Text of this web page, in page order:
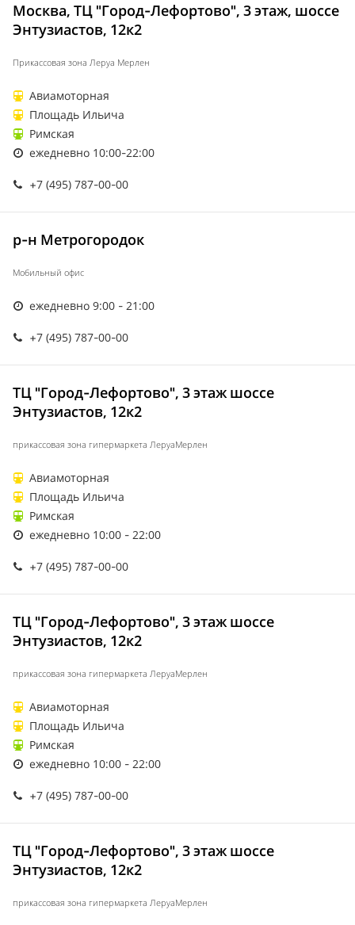
Москва, ТЦ "Город-Лефортово", 3 этаж, шоссе
Энтузиастов, 12к2
Прикассовая зона Леруа Мерлен
Авиамоторная
Площадь Ильича
Римская
ежедневно 10:00-22:00
+7 (495) 787-00-00
р-н Метрогородок
Мобильный офис
ежедневно 9:00 - 21:00
+7 (495) 787-00-00
ТЦ "Город-Лефортово", 3 этаж шоссе
Энтузиастов, 12к2
прикассовая зона гипермаркета ЛеруаМерлен
Авиамоторная
Площадь Ильича
Римская
ежедневно 10:00 - 22:00
+7 (495) 787-00-00
ТЦ "Город-Лефортово", 3 этаж шоссе
Энтузиастов, 12к2
прикассовая зона гипермаркета ЛеруаМерлен
Авиамоторная
Площадь Ильича
Римская
ежедневно 10:00 - 22:00
+7 (495) 787-00-00
ТЦ "Город-Лефортово", 3 этаж шоссе
Энтузиастов, 12к2
прикассовая зона гипермаркета ЛеруаМерлен